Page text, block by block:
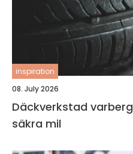
inspiration
08. July 2026
Däckverkstad varberg trygg service för
säkra mil